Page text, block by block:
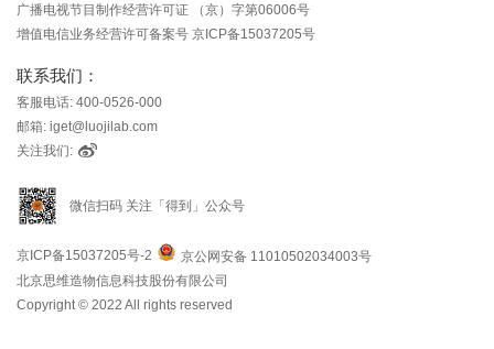
广播电视节目制作经营许可证 （京）字第06006号
增值电信业务经营许可备案号 京ICP备15037205号
联系我们：
客服电话: 400-0526-000
邮箱: iget@luojilab.com
关注我们:
微信扫码 关注「得到」公众号
京ICP备15037205号-2
京公网安备 11010502034003号
北京思维造物信息科技股份有限公司
Copyright © 2022 All rights reserved